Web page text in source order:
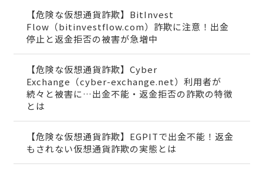
【危険な仮想通貨詐欺】BitInvest
Flow（bitinvestflow.com）詐欺に注意！出金
停止と返金拒否の被害が急増中
【危険な仮想通貨詐欺】Cyber
Exchange（cyber-exchange.net）利用者が
続々と被害に…出金不能・返金拒否の詐欺の特徴
とは
【危険な仮想通貨詐欺】EGPITで出金不能！返金
もされない仮想通貨詐欺の実態とは